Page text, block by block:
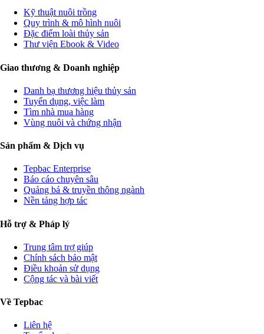
Kỹ thuật nuôi trồng
Quy trình & mô hình nuôi
Đặc điểm loài thủy sản
Thư viện Ebook & Video
Giao thương & Doanh nghiệp
Danh bạ thương hiệu thủy sản
Tuyển dụng, việc làm
Tìm nhà mua hàng
Vùng nuôi và chứng nhận
Sản phẩm & Dịch vụ
Tepbac Enterprise
Báo cáo chuyên sâu
Quảng bá & truyền thông ngành
Nền tảng hợp tác
Hỗ trợ & Pháp lý
Trung tâm trợ giúp
Chính sách bảo mật
Điều khoản sử dụng
Cộng tác và bài viết
Về Tepbac
Liên hệ